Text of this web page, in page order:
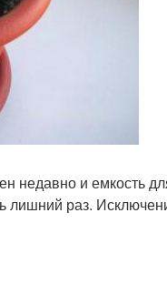
недавно и емкость
лишний раз.